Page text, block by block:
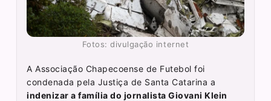
Fotos: divulgação internet
A Associação Chapecoense de Futebol foi
condenada pela Justiça de Santa Catarina a
indenizar a família do jornalista Giovani Klein